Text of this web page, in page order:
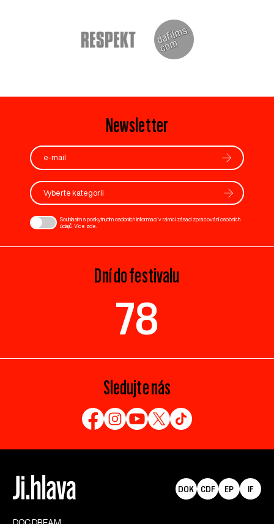
Newsletter
Vyberte kategorii
Souhlasím s poskytnutím osobních informací v rámci zásad zpracování osobních
údajů. Více zde
Dní do festivalu
78
Sledujte nás
DOK CDF EP IF